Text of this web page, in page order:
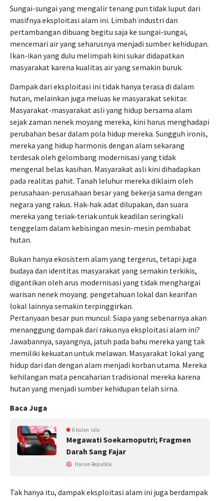
Sungai-sungai yang mengalir tenang pun tidak luput dari
masifnya eksploitasi alam ini. Limbah industri dan
pertambangan dibuang begitu saja ke sungai-sungai,
mencemari air yang seharusnya menjadi sumber kehidupan.
Ikan-ikan yang dulu melimpah kini sukar didapatkan
masyarakat karena kualitas air yang semakin buruk.
Dampak dari eksploitasi ini tidak hanya terasa di dalam
hutan, melainkan juga meluas ke masyarakat sekitar.
Masyarakat-masyarakat asli yang hidup bersama alam
sejak zaman nenek moyang mereka, kini harus menghadapi
perubahan besar dalam pola hidup mereka. Sungguh ironis,
mereka yang hidup harmonis dengan alam sekarang
terdesak oleh gelombang modernisasi yang tidak
mengenal belas kasihan. Masyarakat asli kini dihadapkan
pada realitas pahit. Tanah leluhur mereka diklaim oleh
perusahaan-perusahaan besar yang bekerja sama dengan
negara yang rakus. Hak-hak adat dilupakan, dan suara
mereka yang teriak-teriak untuk keadilan seringkali
tenggelam dalam kebisingan mesin-mesin pembabat
hutan.
Bukan hanya ekosistem alam yang tergerus, tetapi juga
budaya dan identitas masyarakat yang semakin terkikis,
digantikan oleh arus modernisasi yang tidak menghargai
warisan nenek moyang. pengetahuan lokal dan kearifan
lokal lainnya semakin terpinggirkan.
Pertanyaan besar pun muncul: Siapa yang sebenarnya akan
menanggung dampak dari rakusnya eksploitasi alam ini?
Jawabannya, sayangnya, jatuh pada bahu mereka yang tak
memiliki kekuatan untuk melawan. Masyarakat lokal yang
hidup dari dan dengan alam menjadi korban utama. Mereka
kehilangan mata pencaharian tradisional mereka karena
hutan yang menjadi sumber kehidupan telah sirna.
Baca Juga
6 bulan lalu
Megawati Soekarnoputri; Fragmen
Darah Sang Fajar
Harian Republik
Tak hanya itu, dampak eksploitasi alam ini juga berdampak